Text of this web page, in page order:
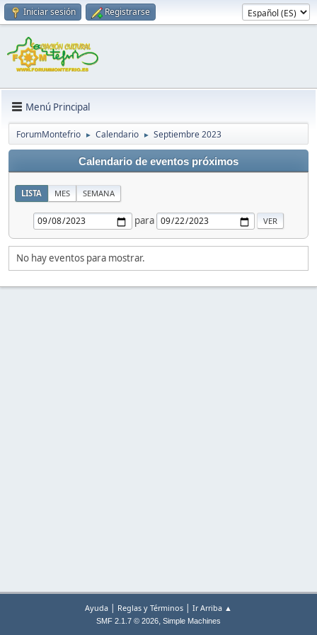
Iniciar sesión Registrarse
Menú Principal
ForumMontefrio ► Calendario ► Septiembre 2023
Calendario de eventos próximos
LISTA MES SEMANA
para
No hay eventos para mostrar.
Ayuda | Reglas y Términos | Ir Arriba ▲
SMF 2.1.7 © 2026, Simple Machines